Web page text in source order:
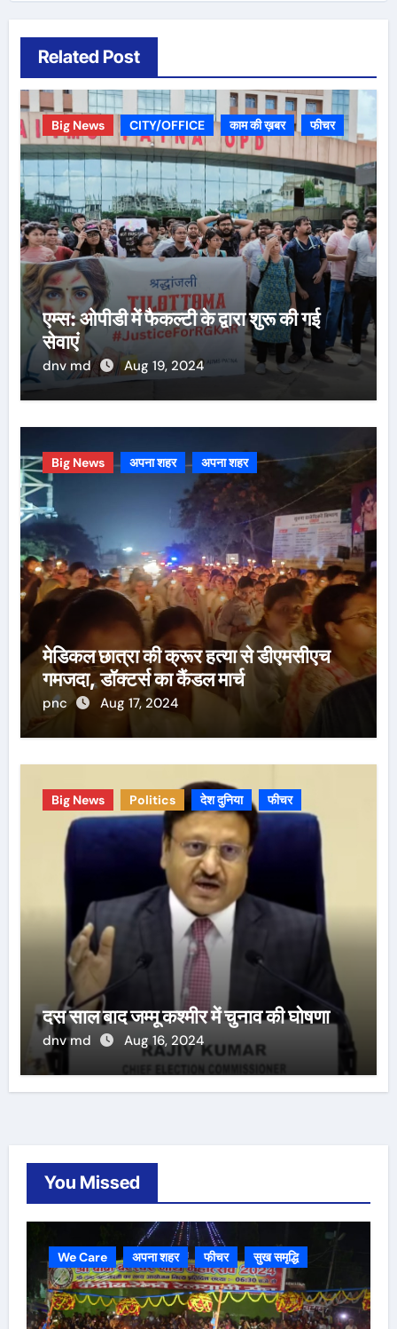
Related Post
Big News CITY/OFFICE काम की ख़बर फीचर
एम्स: ओपीडी में फैकल्टी के द्वारा शुरू की गई
सेवाएं
dnv md Aug 19, 2024
Big News अपना शहर अपना शहर
मेडिकल छात्रा की क्रूर हत्या से डीएमसीएच
गमजदा, डॉक्टर्स का कैंडल मार्च
pnc Aug 17, 2024
Big News Politics देश दुनिया फीचर
दस साल बाद जम्मू कश्मीर में चुनाव की घोषणा
dnv md Aug 16, 2024
You Missed
We Care अपना शहर फीचर सुख समृद्धि